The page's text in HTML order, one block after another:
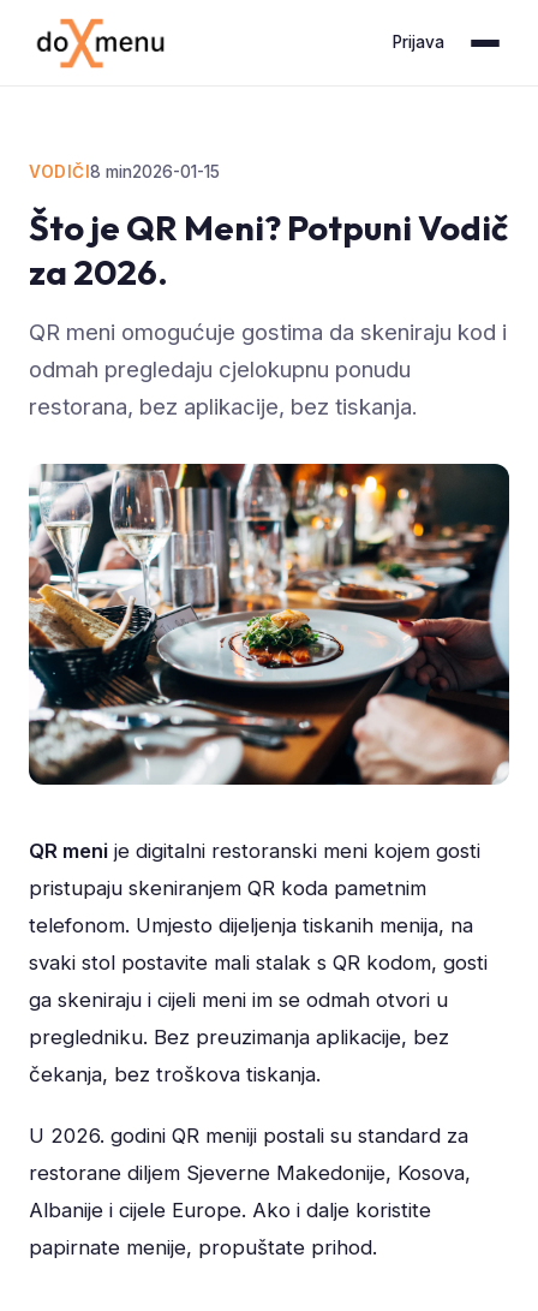
Prijava
VODIČI 8 min2026-01-15
Što je QR Meni? Potpuni Vodič
za 2026.
QR meni omogućuje gostima da skeniraju kod i
odmah pregledaju cjelokupnu ponudu
restorana, bez aplikacije, bez tiskanja.
QR meni je digitalni restoranski meni kojem gosti
pristupaju skeniranjem QR koda pametnim
telefonom. Umjesto dijeljenja tiskanih menija, na
svaki stol postavite mali stalak s QR kodom, gosti
ga skeniraju i cijeli meni im se odmah otvori u
pregledniku. Bez preuzimanja aplikacije, bez
čekanja, bez troškova tiskanja.
U 2026. godini QR meniji postali su standard za
restorane diljem Sjeverne Makedonije, Kosova,
Albanije i cijele Europe. Ako i dalje koristite
papirnate menije, propuštate prihod.